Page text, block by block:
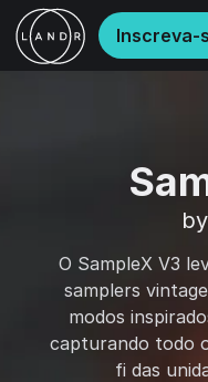
Inscreva-
O SampleX V3
samplers
modos
capturando todo
fi das